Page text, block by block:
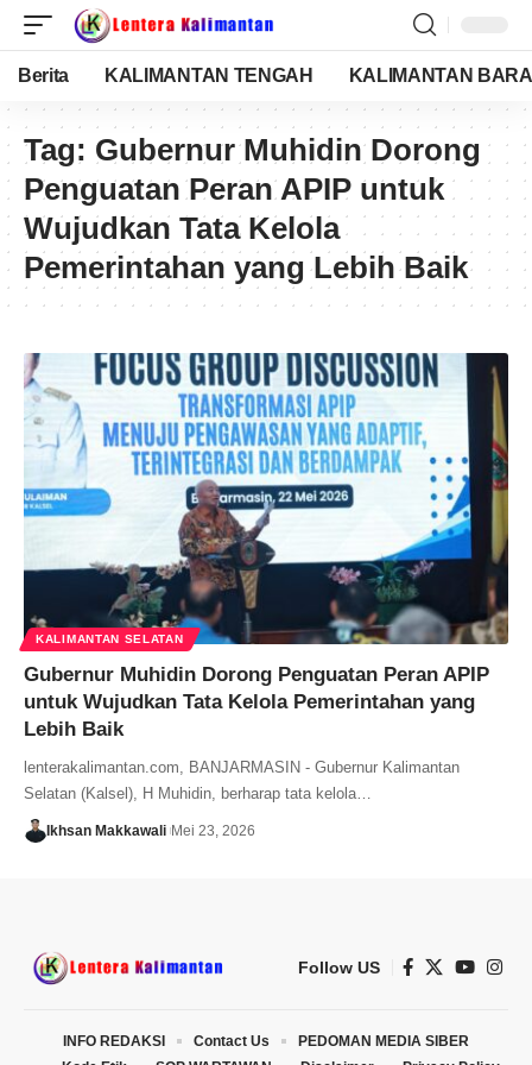
Berita KALIMANTAN TENGAH KALIMANTAN
Tag: Gubernur Muhidin Dorong
Penguatan Peran APIP untuk
Wujudkan Tata Kelola
Pemerintahan yang Lebih Baik
KALIMANTAN SELATAN
Gubernur Muhidin Dorong Penguatan Peran APIP
untuk Wujudkan Tata Kelola Pemerintahan yang
Lebih Baik
lenterakalimantan.com, BANJARMASIN - Gubernur Kalimantan
Selatan (Kalsel), H Muhidin, berharap tata kelola…
Ikhsan Makkawali Mei 23, 2026
Follow US
INFO REDAKSI Contact Us
PEDOMAN MEDIA SIBER